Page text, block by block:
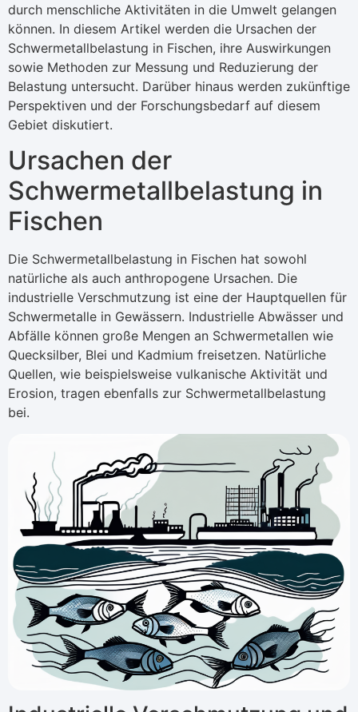
durch menschliche Aktivitäten in die Umwelt gelangen
können. In diesem Artikel werden die Ursachen der
Schwermetallbelastung in Fischen, ihre Auswirkungen
sowie Methoden zur Messung und Reduzierung der
Belastung untersucht. Darüber hinaus werden zukünftige
Perspektiven und der Forschungsbedarf auf diesem
Gebiet diskutiert.
Ursachen der
Schwermetallbelastung in
Fischen
Die Schwermetallbelastung in Fischen hat sowohl
natürliche als auch anthropogene Ursachen. Die
industrielle Verschmutzung ist eine der Hauptquellen für
Schwermetalle in Gewässern. Industrielle Abwässer und
Abfälle können große Mengen an Schwermetallen wie
Quecksilber, Blei und Kadmium freisetzen. Natürliche
Quellen, wie beispielsweise vulkanische Aktivität und
Erosion, tragen ebenfalls zur Schwermetallbelastung
bei.